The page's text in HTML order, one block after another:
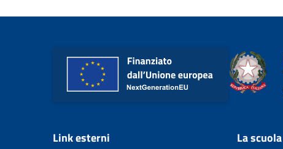
Link esterni La scuola